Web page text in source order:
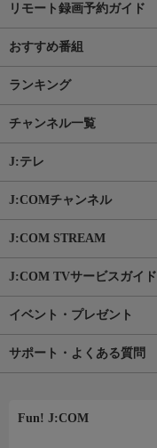
リモート録画予約ガイド
おすすめ番組
ランキング
チャンネル一覧
J:テレ
J:COMチャンネル
J:COM STREAM
J:COM TVサービスガイド
イベント・プレゼント
サポート・よくある質問
Fun! J:COM